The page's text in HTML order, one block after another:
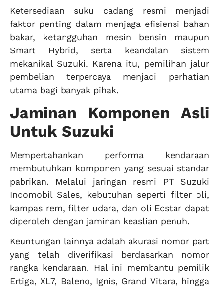
Ketersediaan suku cadang resmi menjadi
faktor penting dalam menjaga efisiensi bahan
bakar, ketangguhan mesin bensin maupun
Smart Hybrid, serta keandalan sistem
mekanikal Suzuki. Karena itu, pemilihan jalur
pembelian terpercaya menjadi perhatian
utama bagi banyak pihak.
Jaminan Komponen Asli
Untuk Suzuki
Mempertahankan performa kendaraan
membutuhkan komponen yang sesuai standar
pabrikan. Melalui jaringan resmi PT Suzuki
Indomobil Sales, kebutuhan seperti filter oli,
kampas rem, filter udara, dan oli Ecstar dapat
diperoleh dengan jaminan keaslian penuh.
Keuntungan lainnya adalah akurasi nomor part
yang telah diverifikasi berdasarkan nomor
rangka kendaraan. Hal ini membantu pemilik
Ertiga, XL7, Baleno, Ignis, Grand Vitara, hingga